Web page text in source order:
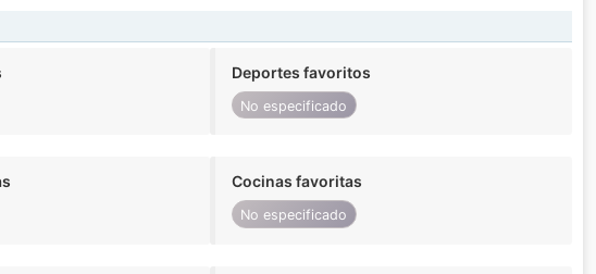
Deportes favoritos
No especificado
Cocinas favoritas
No especificado